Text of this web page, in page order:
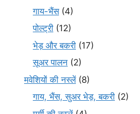
गाय-भैंस(4)
पोल्ट्री (12)
भेड़ और बकरी (17)
सूअर पालन (2)
मवेशियों की नस्लें(8)
गाय, भैंस, सुअर भेड़, बकरी (2)